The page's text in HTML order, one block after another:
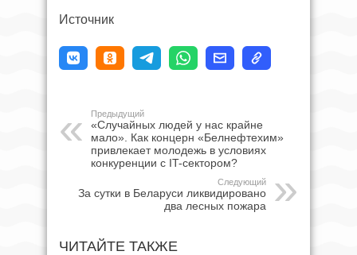
Источник
Предыдущий
«Случайных людей у нас крайне
мало». Как концерн «Белнефтехим»
привлекает молодежь в условиях
конкуренции с IT-сектором?
Следующий
За сутки в Беларуси ликвидировано
два лесных пожара
ЧИТАЙТЕ ТАКЖЕ